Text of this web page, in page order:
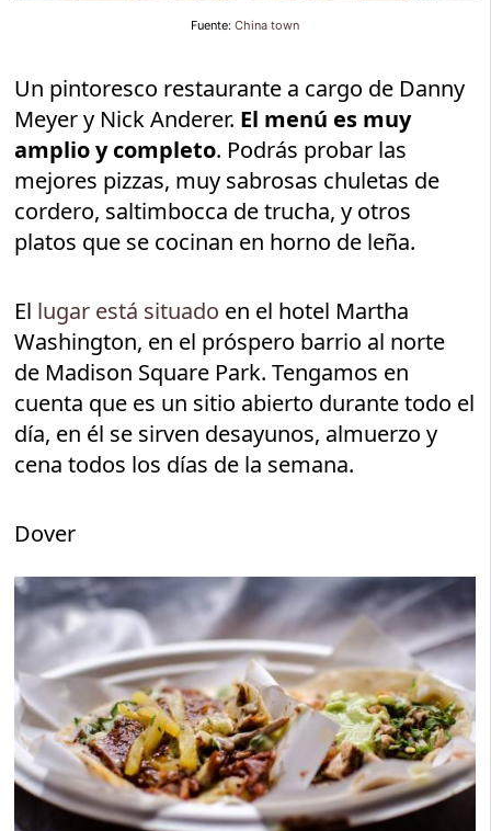
Fuente: China town
Un pintoresco restaurante a cargo de Danny
Meyer y Nick Anderer. El menú es muy
amplio y completo. Podrás probar las
mejores pizzas, muy sabrosas chuletas de
cordero, saltimbocca de trucha, y otros
platos que se cocinan en horno de leña.
El lugar está situado en el hotel Martha
Washington, en el próspero barrio al norte
de Madison Square Park. Tengamos en
cuenta que es un sitio abierto durante todo el
día, en él se sirven desayunos, almuerzo y
cena todos los días de la semana.
Dover